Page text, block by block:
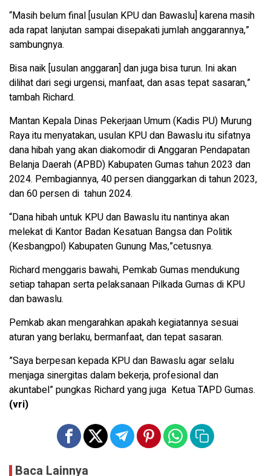
“Masih belum final [usulan KPU dan Bawaslu] karena masih
ada rapat lanjutan sampai disepakati jumlah anggarannya,”
sambungnya.
Bisa naik [usulan anggaran] dan juga bisa turun. Ini akan
dilihat dari segi urgensi, manfaat, dan asas tepat sasaran,”
tambah Richard.
Mantan Kepala Dinas Pekerjaan Umum (Kadis PU) Murung
Raya itu menyatakan, usulan KPU dan Bawaslu itu sifatnya
dana hibah yang akan diakomodir di Anggaran Pendapatan
Belanja Daerah (APBD) Kabupaten Gumas tahun 2023 dan
2024. Pembagiannya, 40 persen dianggarkan di tahun 2023,
dan 60 persen di tahun 2024.
“Dana hibah untuk KPU dan Bawaslu itu nantinya akan
melekat di Kantor Badan Kesatuan Bangsa dan Politik
(Kesbangpol) Kabupaten Gunung Mas,”cetusnya.
Richard menggaris bawahi, Pemkab Gumas mendukung
setiap tahapan serta pelaksanaan Pilkada Gumas di KPU
dan bawaslu.
Pemkab akan mengarahkan apakah kegiatannya sesuai
aturan yang berlaku, bermanfaat, dan tepat sasaran.
”Saya berpesan kepada KPU dan Bawaslu agar selalu
menjaga sinergitas dalam bekerja, profesional dan
akuntabel” pungkas Richard yang juga Ketua TAPD Gumas.
(vri)
Baca Lainnya